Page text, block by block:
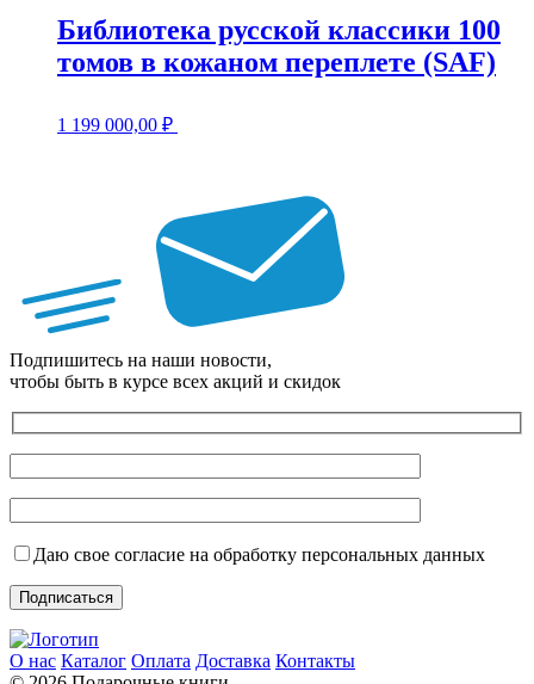
Библиотека русской классики 100
томов в кожаном переплете (SAF)
1 199 000,00 ₽
Подпишитесь на наши новости,
чтобы быть в курсе всех акций и скидок
Даю свое согласие на обработку персональных данных
О нас Каталог Оплата Доставка Контакты